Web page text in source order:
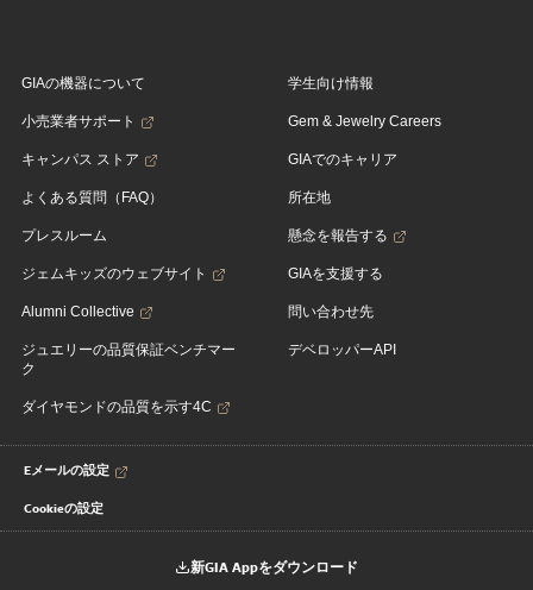
GIAの機器について
小売業者サポート
キャンパス ストア
よくある質問（FAQ）
プレスルーム
ジェムキッズのウェブサイト
Alumni Collective
ジュエリーの品質保証ベンチマー
ク
ダイヤモンドの品質を示す4C
学生向け情報
Gem & Jewelry Careers
GIAでのキャリア
所在地
懸念を報告する
GIAを支援する
問い合わせ先
デベロッパーAPI
Eメールの設定
Cookieの設定
新GIA Appをダウンロード